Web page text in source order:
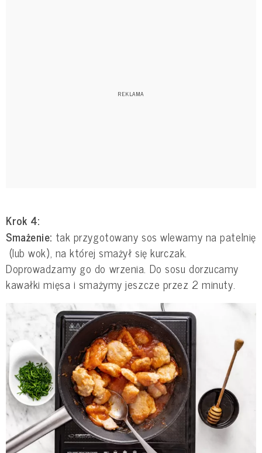
Krok 4:
Smażenie: tak przygotowany sos wlewamy na patelnię
(lub wok), na której smażył się kurczak.
Doprowadzamy go do wrzenia. Do sosu dorzucamy
kawałki mięsa i smażymy jeszcze przez 2 minuty.